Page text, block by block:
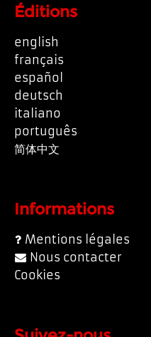
Éditions
english
français
español
deutsch
italiano
português
简体中文
Informations
Mentions légales
Nous contacter
Cookies